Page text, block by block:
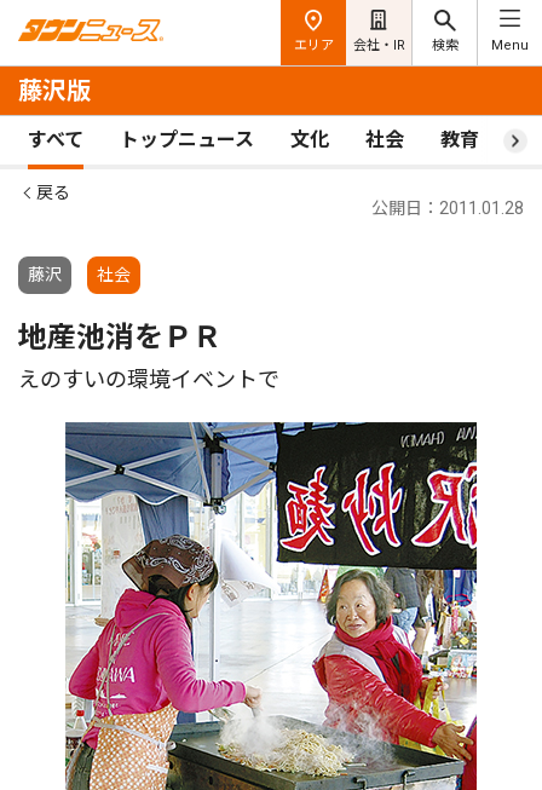
エリア 会社・IR 検索 Menu
藤沢版
すべて トップニュース 文化 社会 教育 ス
戻る
藤沢 社会
公開日：2011.01.28
地産池消をＰＲ
えのすいの環境イベントで